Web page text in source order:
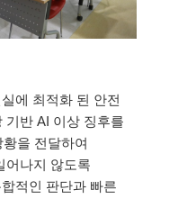
에 최적화 된 안전
기반 AI 이상 징후를
을 전달하여
어나지 않도록
적인 판단과 빠른